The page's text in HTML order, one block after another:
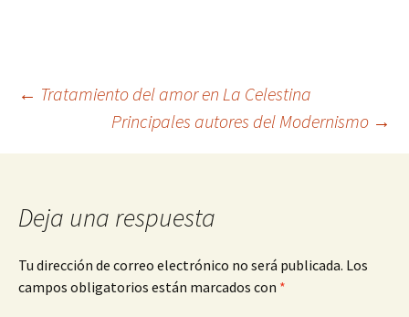
Navegación
de
entradas
← Tratamiento del amor en La Celestina
Principales autores del Modernismo →
Deja una respuesta
Tu dirección de correo electrónico no será publicada. Los
campos obligatorios están marcados con *